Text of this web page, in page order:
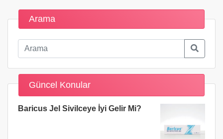
Arama
Güncel Konular
Baricus Jel Sivilceye İyi Gelir Mi?